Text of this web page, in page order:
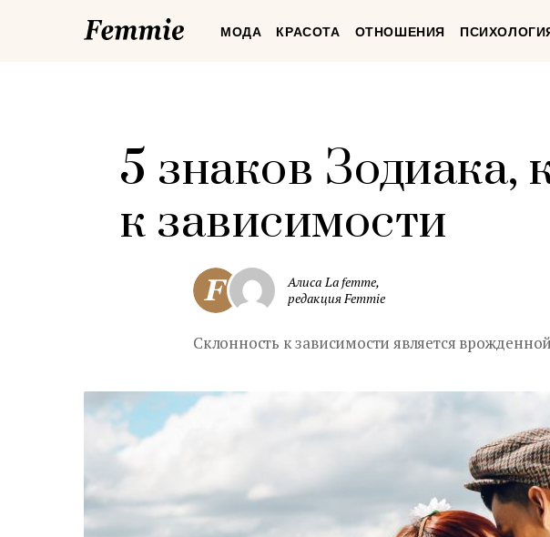
FemmieМОДА КРАСОТА ОТНОШЕНИЯ
5 знаков
к зависимости
Алиса La femme,
редакция Femmie
Склонность к зависимости является